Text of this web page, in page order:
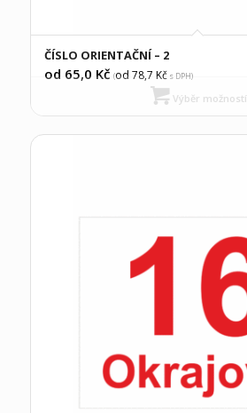
ČÍSLO ORIENTAČNÍ – 2
od 65,0 Kč (od 78,7 Kčs DPH)
Výběr možností